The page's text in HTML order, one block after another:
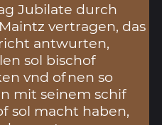
Jubilate durch
vertragen, das
antwurten,
sol bischof
vnd ofnen so
mit seinem schif
sol macht haben,